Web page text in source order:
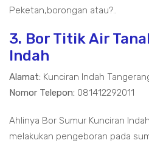
Peketan,borongan atau?..
3. Bor Titik Air
Indah
Alamat: Kunciran Indah
Nomor Telepon: 081412292011
Ahlinya Bor Sumur Kunciran
melakukan pengeboran pada